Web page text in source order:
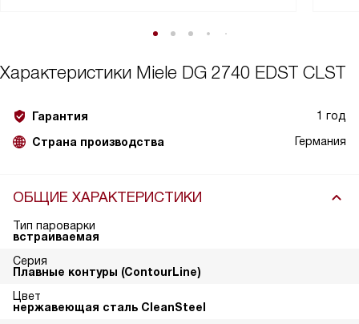
Характеристики Miele DG 2740 EDST CLST
Гарантия 1 год
Страна производства Германия
ОБЩИЕ ХАРАКТЕРИСТИКИ
Тип пароварки
встраиваемая
Серия
Плавные контуры (ContourLine)
Цвет
нержавеющая сталь CleanSteel